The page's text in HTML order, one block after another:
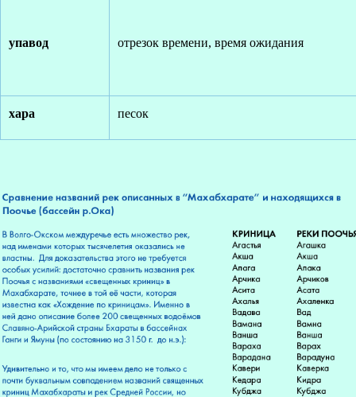
упавод отрезок времени, время ожидания
хара песок